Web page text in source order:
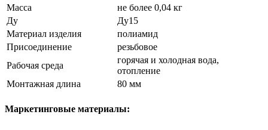
Масса
не более 0,04 кг
Ду
Ду15
Материал изделия
полиамид
Присоединение
резьбовое
Рабочая среда
горячая и холодная вода,
отопление
Монтажная длина
80 мм
Маркетинговые материалы: